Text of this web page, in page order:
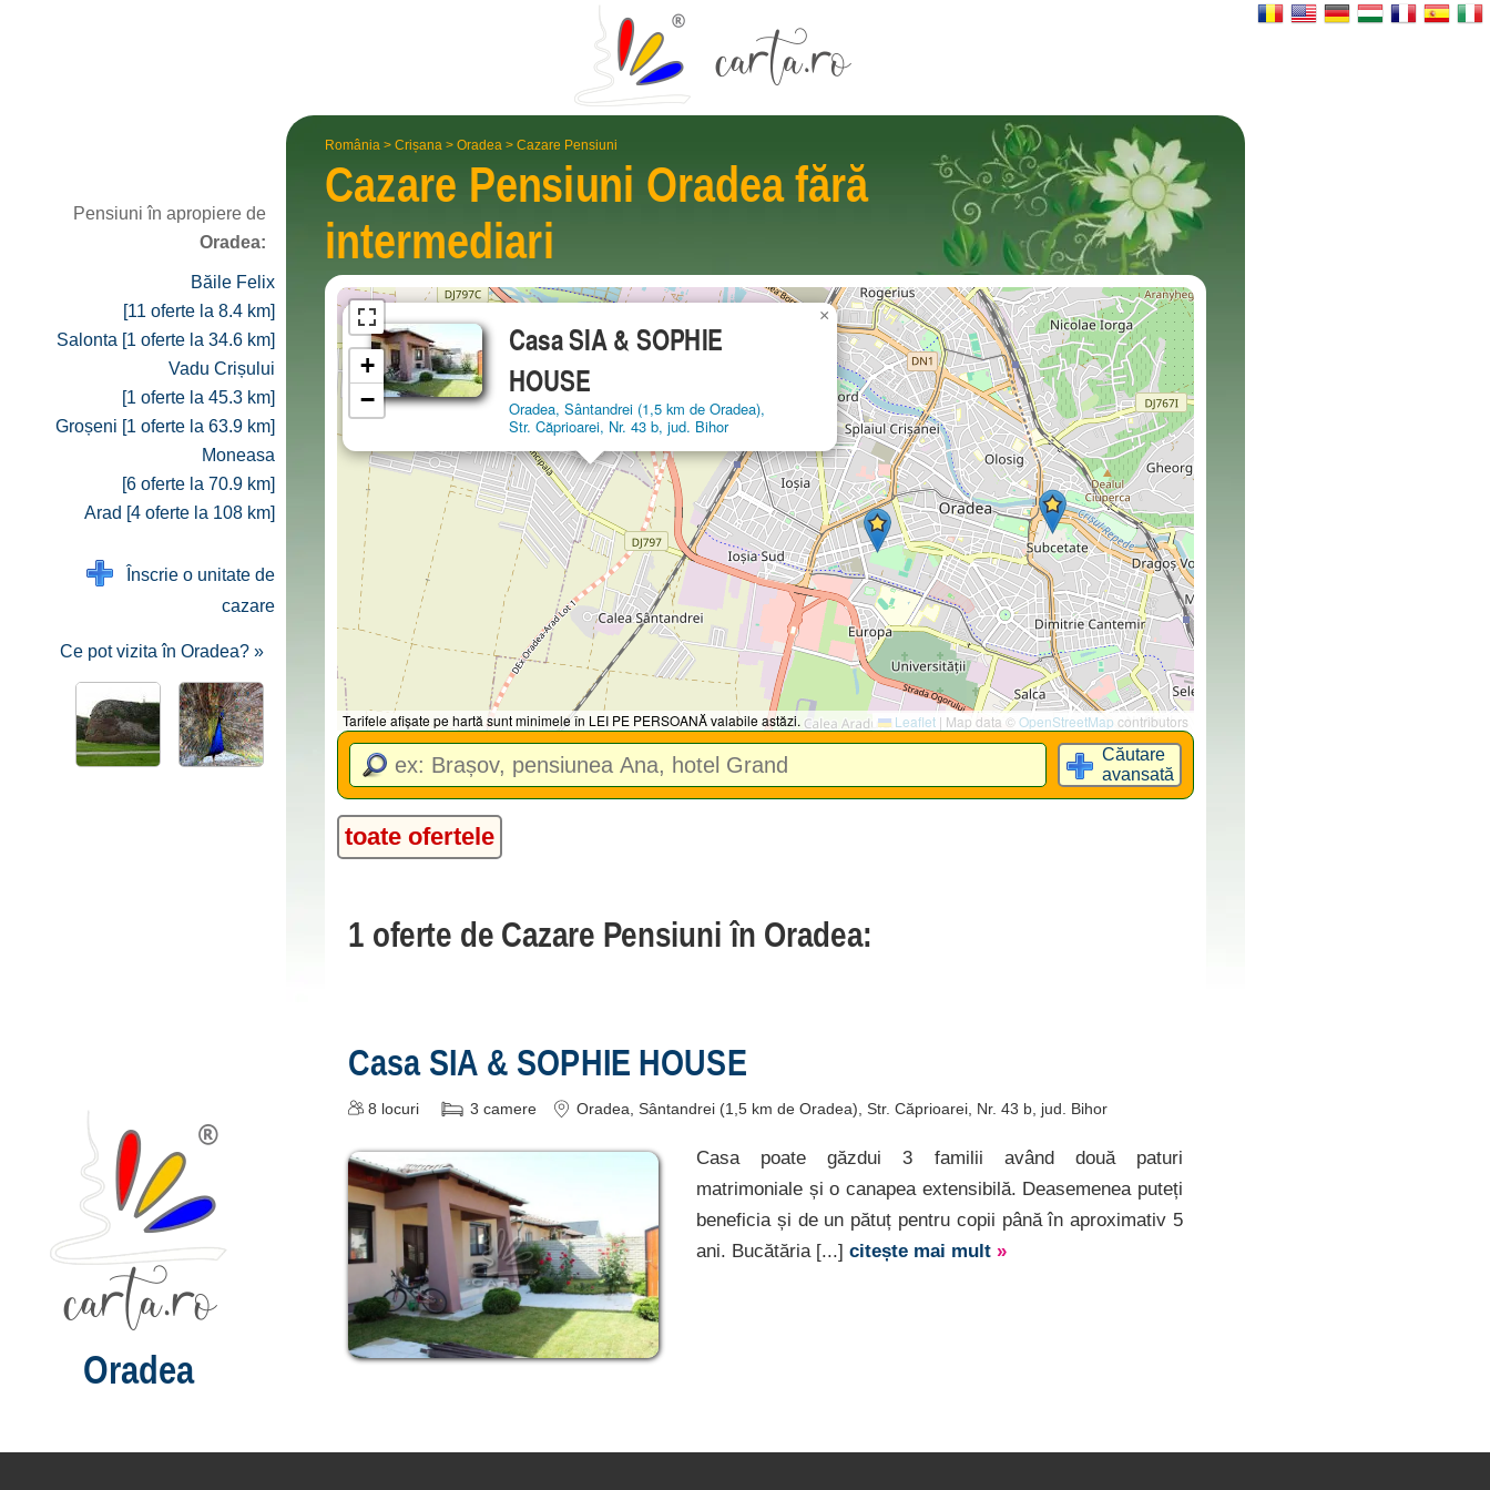
România > Crișana > Oradea > Cazare Pensiuni
Cazare Pensiuni Oradea fără
interme­diari
Tarifele afișate pe hartă sunt minimele în LEI PE PERSOANĂ valabile astăzi.
Casa SIA & SOPHIE
HOUSE
Oradea, Sântandrei (1,5 km de Oradea),
Str. Căprioarei, Nr. 43 b, jud. Bihor
×
+
−
Leaflet | Map data ©OpenStreetMap contributors
Căutare
avansată
toate ofertele
1 oferte de Cazare Pensiuni în Oradea:
Casa SIA & SOPHIE HOUSE
8 locuri 3 camere Oradea , Sântandrei (1,5 km de Oradea), Str. Căprioarei, Nr. 43 b , jud. Bihor
Casa poate găzdui 3 familii având două paturi
matrimoniale și o canapea extensibilă. Deasemenea puteți
beneficia și de un pătuț pentru copii până în aproximativ 5
ani. Bucătăria [...] citește mai mult »
Pensiuni în apropiere de
Oradea:
Băile Felix
[11 oferte la 8.4 km]
Salonta [1 oferte la 34.6 km]
Vadu Crișului
[1 oferte la 45.3 km]
Groșeni [1 oferte la 63.9 km]
Moneasa
[6 oferte la 70.9 km]
Arad [4 oferte la 108 km]
Înscrie o unitate de
cazare
Ce pot vizita în Oradea? »
Oradea